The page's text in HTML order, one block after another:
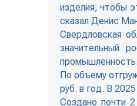
изделия, чтобы
сказал Денис
Свердловская
значительный
промышленность.
По объему
руб. в год. В
Создано почти